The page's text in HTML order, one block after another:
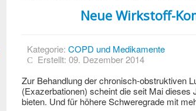
Neue Wirkstoff-
Kategorie: COPD und Medikamente
Erstellt: 09. Dezember 2014
Zur Behandlung der chronisch-obstruktiven
(Exazerbationen) scheint die seit Mai
bieten. Und für höhere Schweregrade mit